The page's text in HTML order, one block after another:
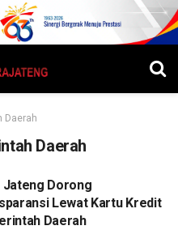
Daerah
Daerah
Jateng Dorong
Lewat Kartu Kredit
Daerah